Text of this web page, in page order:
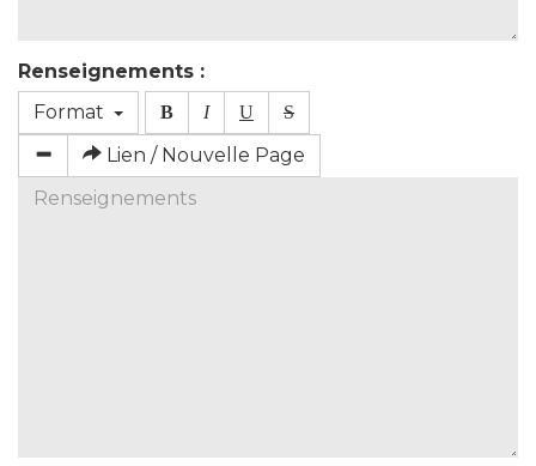
Renseignements :
Format
B I U S
Lien / Nouvelle Page